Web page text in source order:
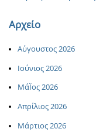
Αρχείο
Αύγουστος 2026
Ιούνιος 2026
ΜάΪος 2026
Απρίλιος 2026
Μάρτιος 2026